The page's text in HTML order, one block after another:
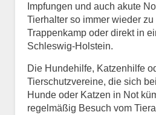
Impfungen und auch akute
Tierhalter so immer wieder
Trappenkamp oder direkt in
Schleswig-Holstein.
Die Hundehilfe, Katzenhilfe
Tierschutzvereine, die sich
Hunde oder Katzen in Not
regelmäßig Besuch vom